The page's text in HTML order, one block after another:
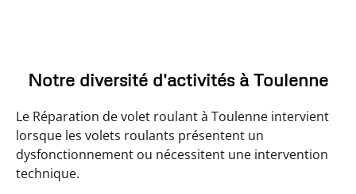
Notre diversité d'activités à Toulenne
Le Réparation de volet roulant à Toulenne intervient
lorsque les volets roulants présentent un
dysfonctionnement ou nécessitent une intervention
technique.